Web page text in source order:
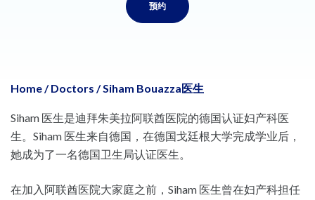
预约
Home/ Doctors /Siham Bouazza医生
Siham 医生是迪拜朱美拉阿联酋医院的德国认证妇产科医
生。Siham 医生来自德国，在德国戈廷根大学完成学业后，
她成为了一名德国卫生局认证医生。
在加入阿联酋医院大家庭之前，Siham 医生曾在妇产科担任